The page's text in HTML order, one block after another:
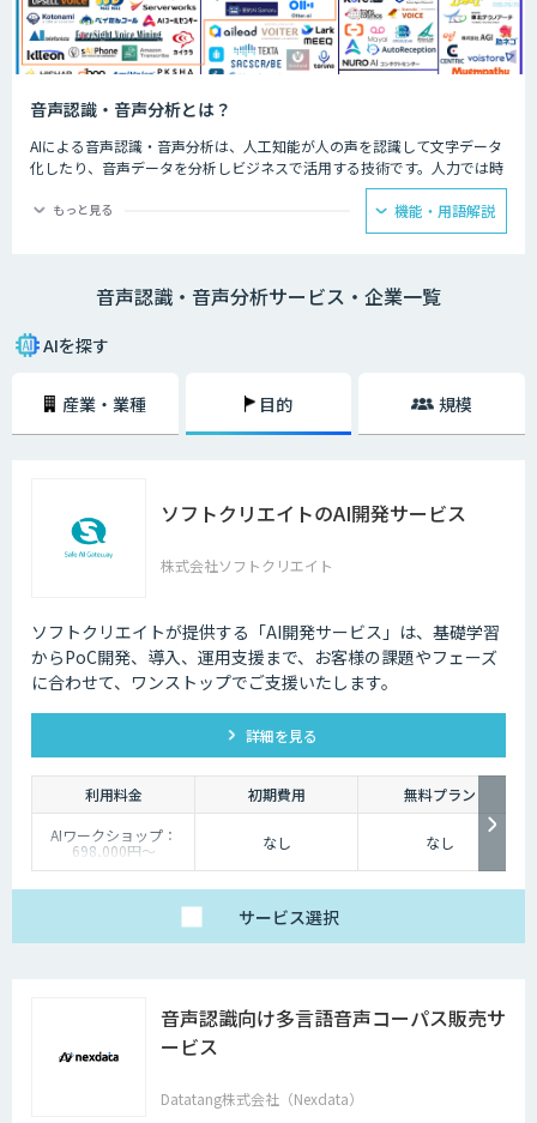
音声認識・音声分析とは？
AIによる音声認識・音声分析は、人工知能が人の声を認識して文字データ
化したり、音声データを分析しビジネスで活用する技術です。人力では時
間と労力がかかる議事録の文字起こしやお客様との通話データ分析などを
AIが代行してくれます。
はお客様との通話記録を自動的にテキスト化するなど様々な場面で活用で
もっと見る 機能・用語解説
音声認識・音声分析サービス・企業一覧
AIを探す
産業・業種 目的 規模
ソフトクリエイトのAI開発サービス
株式会社ソフトクリエイト
ソフトクリエイトが提供する「AI開発サービス」は、基礎学習
からPoC開発、導入、運用支援まで、お客様の課題やフェーズ
に合わせて、ワンストップでご支援いたします。
詳細を見る
利用料金 初期費用
無料プラン
AIワークショップ：
698,000円〜
PoC開発：4,800,000
なし なし
サービス選択
音声認識向け多言語音声コーパス販売サ
ービス
Datatang株式会社（Nexdata）